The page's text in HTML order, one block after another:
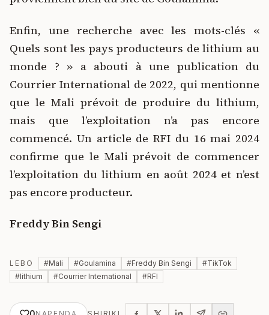
Enfin, une recherche avec les mots-clés «
Quels sont les pays producteurs de lithium au
monde ? » a abouti à une publication du
Courrier International de 2022, qui mentionne
que le Mali prévoit de produire du lithium,
mais que l’exploitation n’a pas encore
commencé. Un article de RFI du 16 mai 2024
confirme que le Mali prévoit de commencer
l’exploitation du lithium en août 2024 et n’est
pas encore producteur.
Freddy Bin Sengi
LEBO #Mali #Goulamina #Freddy Bin Sengi #TikTok
#lithium #Courrier International #RFI